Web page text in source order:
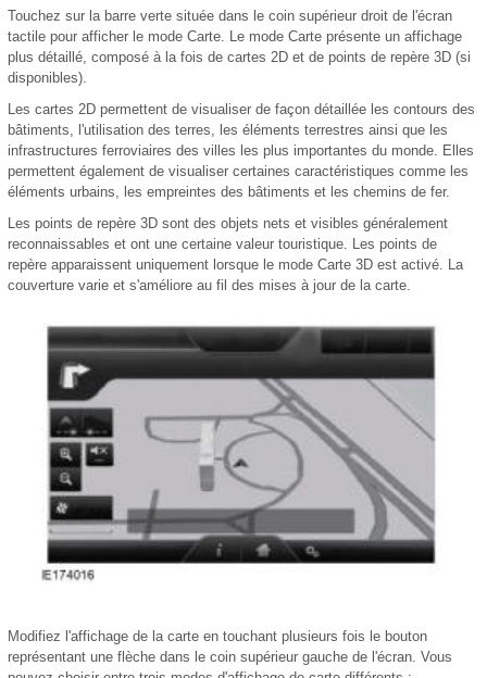
Touchez sur la barre verte située dans le coin supérieur droit de l'écran
tactile pour afficher le mode Carte. Le mode Carte présente un affichage
plus détaillé, composé à la fois de cartes 2D et de points de repère 3D (si
disponibles).
Les cartes 2D permettent de visualiser de façon détaillée les contours des
bâtiments, l'utilisation des terres, les éléments terrestres ainsi que les
infrastructures ferroviaires des villes les plus importantes du monde. Elles
permettent également de visualiser certaines caractéristiques comme les
éléments urbains, les empreintes des bâtiments et les chemins de fer.
Les points de repère 3D sont des objets nets et visibles généralement
reconnaissables et ont une certaine valeur touristique. Les points de
repère apparaissent uniquement lorsque le mode Carte 3D est activé. La
couverture varie et s'améliore au fil des mises à jour de la carte.
Modifiez l'affichage de la carte en touchant plusieurs fois le bouton
représentant une flèche dans le coin supérieur gauche de l'écran. Vous